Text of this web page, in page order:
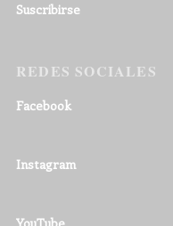
Suscribirse
REDES SOCIALES
Facebook
Instagram